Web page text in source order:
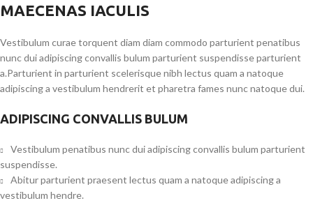
MAECENAS IACULIS
Vestibulum curae torquent diam diam commodo parturient penatibus
nunc dui adipiscing convallis bulum parturient suspendisse parturient
a.Parturient in parturient scelerisque nibh lectus quam a natoque
adipiscing a vestibulum hendrerit et pharetra fames nunc natoque dui.
ADIPISCING CONVALLIS BULUM
Vestibulum penatibus nunc dui adipiscing convallis bulum parturient
suspendisse.
Abitur parturient praesent lectus quam a natoque adipiscing a
vestibulum hendre.